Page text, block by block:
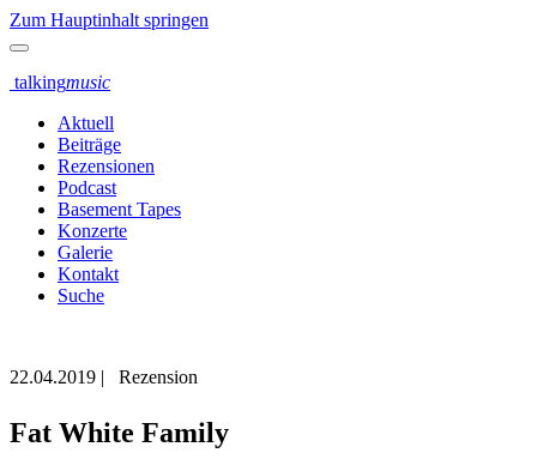
Zum Hauptinhalt springen
talkingmusic
Aktuell
Beiträge
Rezensionen
Podcast
Basement Tapes
Konzerte
Galerie
Kontakt
Suche
22.04.2019 | Rezension
Fat White Family